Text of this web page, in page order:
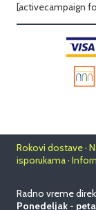
[activecampaign
Rokovi dostave ·
isporukama ·
Radno vreme
Ponedeljak -